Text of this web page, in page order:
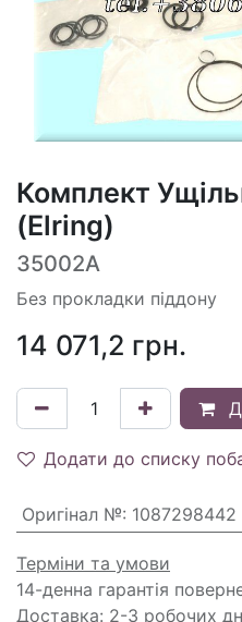
Комплект
(Elring)
35002A
Без прокладки піддону
14 071,2 грн.
Додати до списку
Оригінал №: 1087298442
Терміни та умови
14-денна гарантія
Доставка: 2-3 робочих